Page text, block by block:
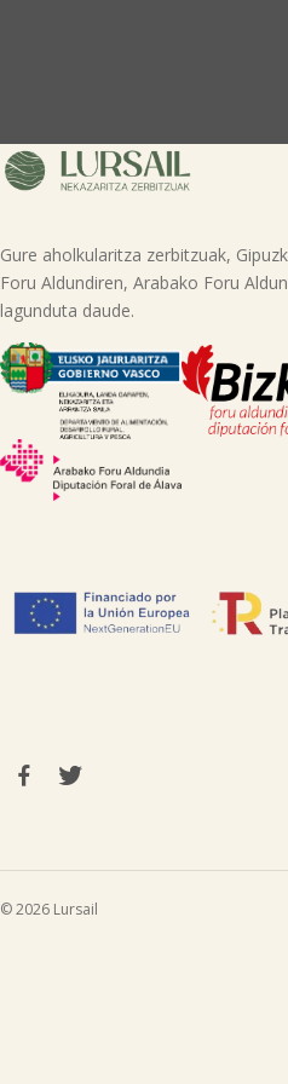
Gure aholkularitza zerbitzuak,
Foru Aldundiren, Arabako Foru
lagunduta daude.
© 2026 Lursail